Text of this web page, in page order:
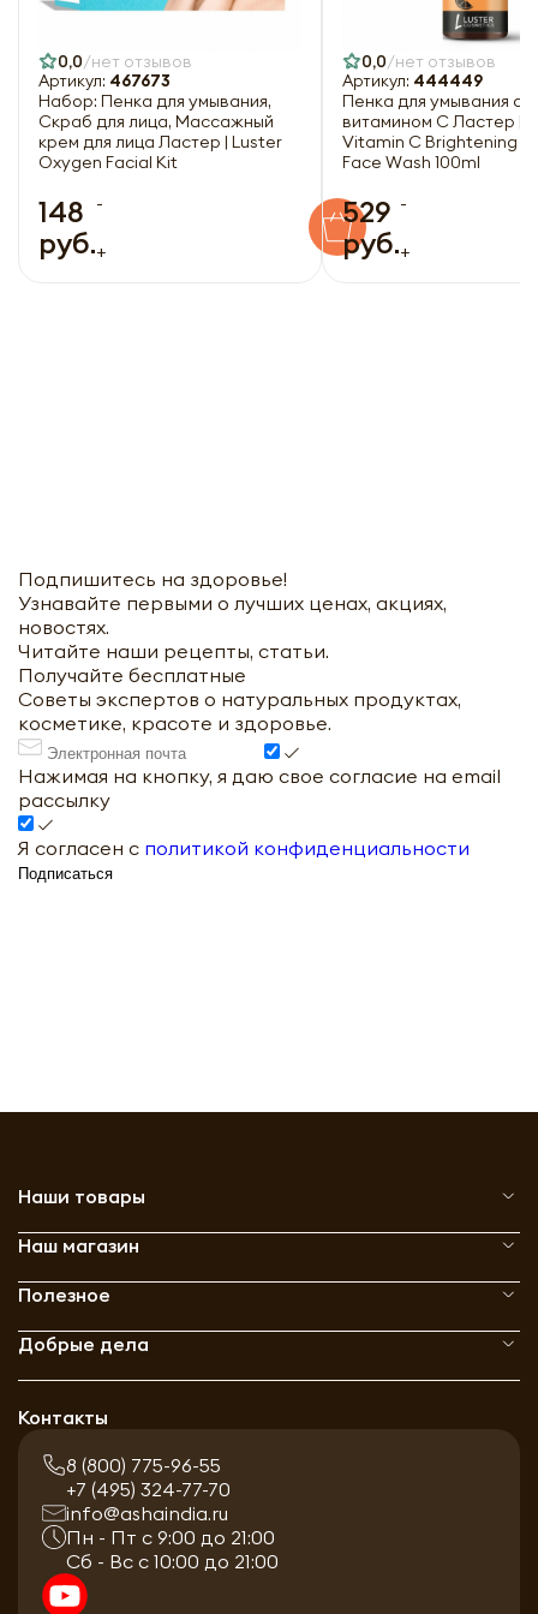
0,0 нет отзывов
Артикул: 467673
Набор: Пенка для умывания,
Скраб для лица, Массажный
крем для лица Ластер | Luster
Oxygen Facial Kit
148
руб.
-
+
0,0 нет отзывов
Артикул: 444449
Пенка для умывания с
витамином С Ластер |
Vitamin C Brightening
Face Wash 100ml
529
руб.
-
+
Подпишитесь на здоровье!
Узнавайте первыми о лучших ценах, акциях,
новостях.
Читайте наши рецепты, статьи.
Получайте бесплатные
Советы экспертов о натуральных продуктах,
косметике, красоте и здоровье.
Нажимая на кнопку, я даю свое согласие на email
рассылку
Я согласен с политикой конфиденциальности
Подписаться
Наши товары
Наш магазин
Полезное
Добрые дела
Контакты
8 (800) 775-96-55
+7 (495) 324-77-70
info@ashaindia.ru
Пн - Пт с 9:00 до 21:00
Сб - Вс с 10:00 до 21:00